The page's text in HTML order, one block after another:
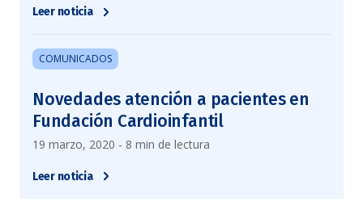
Leer noticia
COMUNICADOS
Novedades atención a pacientes en
Fundación Cardioinfantil
19 marzo, 2020 - 8 min de lectura
Leer noticia